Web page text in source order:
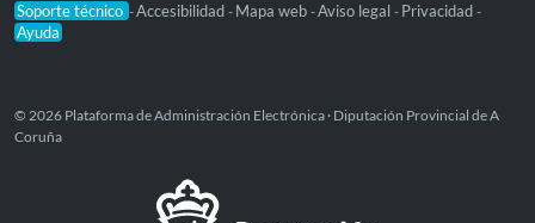
Soporte técnico -Accesibilidad - Mapa web -Aviso legal - Privacidad -
Ayuda
© 2026 Plataforma de Administración Electrónica · Diputación Provincial de A
Coruña